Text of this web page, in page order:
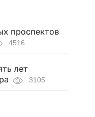
проспектов
4516
лет
3105